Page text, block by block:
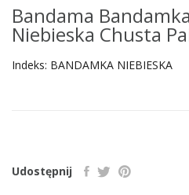
Bandama
Niebieska Chusta
Indeks: BANDAMKA NIEBIESKA
Udostępnij